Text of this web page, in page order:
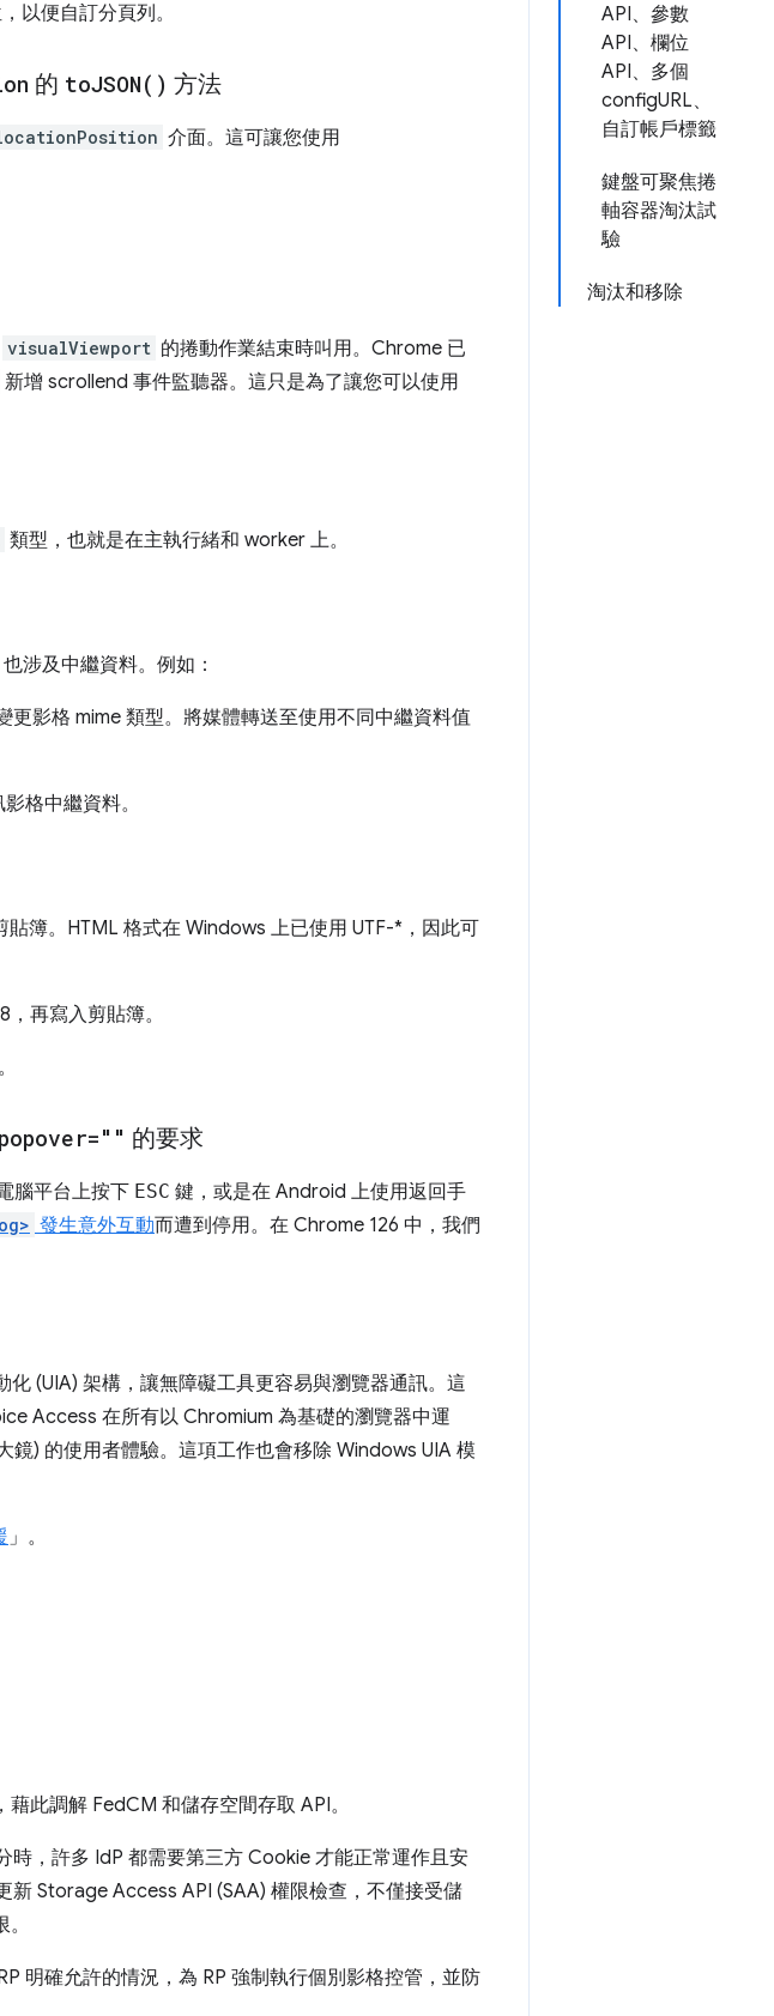
API、參數
API、欄位
API、多個
configURL、
自訂帳戶標籤
鍵盤可聚焦捲
軸容器淘汰試
驗
淘汰和移除
以便自訂分頁列。
的 toJSON( ) 方法
介面。這可讓您使用
visualViewport 的捲動作業結束時叫用。Chrome 已
新增 scrollend 事件監聽器。這只是為了讓您可以使用
類型，也就是在主執行緒和 worker 上。
涉及中繼資料。例如：
影格 mime 類型。將媒體轉送至使用不同中繼資料值
格中繼資料。
貼簿。HTML 格式在 Windows 上已使用 UTF-*，因此可
再寫入剪貼簿。
popover="" 的要求
腦平台上按下 ESC 鍵，或是在 Android 上使用返回手
發生意外互動而遭到停用。在 Chrome 126 中，我們
(UIA) 架構，讓無障礙工具更容易與瀏覽器通訊。這
Access 在所有以 Chromium 為基礎的瀏覽器中運
) 的使用者體驗。這項工作也會移除 Windows UIA 模
」。
此調解 FedCM 和儲存空間存取 API。
時，許多 IdP 都需要第三方 Cookie 才能正常運作且安
Storage Access API (SAA) 權限檢查，不僅接受儲
明確允許的情況，為 RP 強制執行個別影格控管，並防